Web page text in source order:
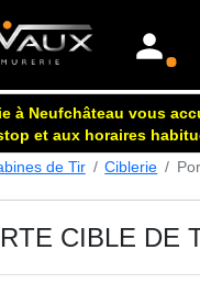
mon
à Neufchâteau vous
et aux horaires
de Tir Ciblerie
CIBLE DE